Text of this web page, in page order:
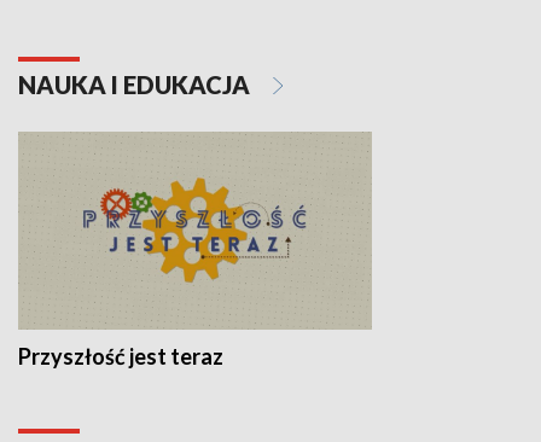
NAUKA I EDUKACJA
Przyszłość jest teraz